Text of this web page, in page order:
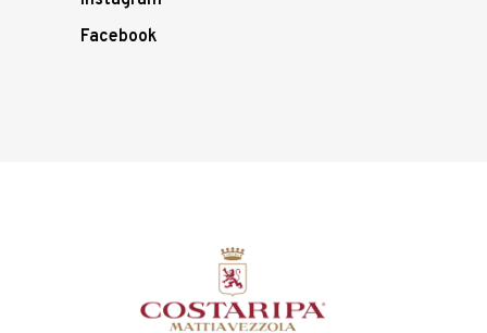
Facebook